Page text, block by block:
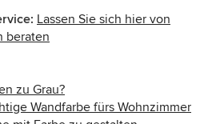
Lassen Sie sich hier von
beraten
zu Grau?
Wandfarbe fürs Wohnzimmer